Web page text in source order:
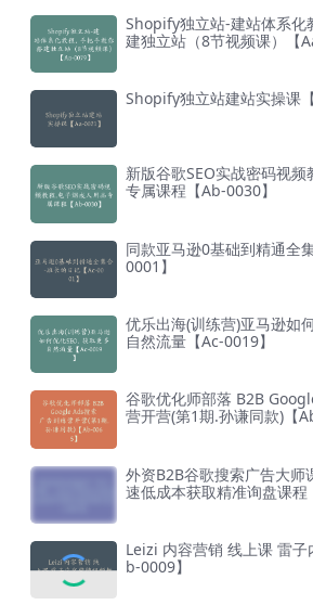
Shopify独立站-建站体系化
建独立站（8节视频课）【
Shopify独立站建站实操课
新版谷歌SEO实战密码视
专属课程【Ab-0030】
同款亚马逊0基础到精通全
0001】
优乐出海(训练营)亚马逊如
自然流量【Ac-0019】
谷歌优化师部落 B2B
营开营(第1期.孙谦同款)【
外资B2B谷歌搜索广告大师
速低成本获取精准询盘课程
Leizi 内容营销 线上课 雷
b-0009】